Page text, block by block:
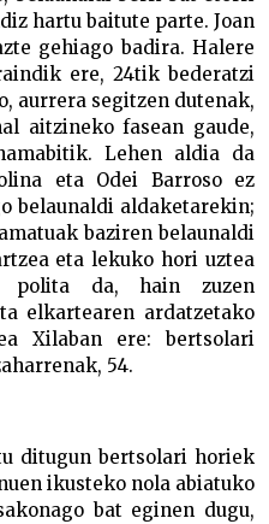
hartu baitute parte. Joan
gehiago badira. Halere
ere, 24tik bederatzi
aurrera segitzen dutenak,
aitzineko fasean gaude,
Lehen aldia da
eta Odei Barroso ez
belaunaldi aldaketarekin;
baziren belaunaldi
eta lekuko hori uztea
polita da, hain zuzen
elkartearen ardatzetako
Xilaban ere: bertsolari
54.
ditugun bertsolari horiek
ikusteko nola abiatuko
bat eginen dugu,